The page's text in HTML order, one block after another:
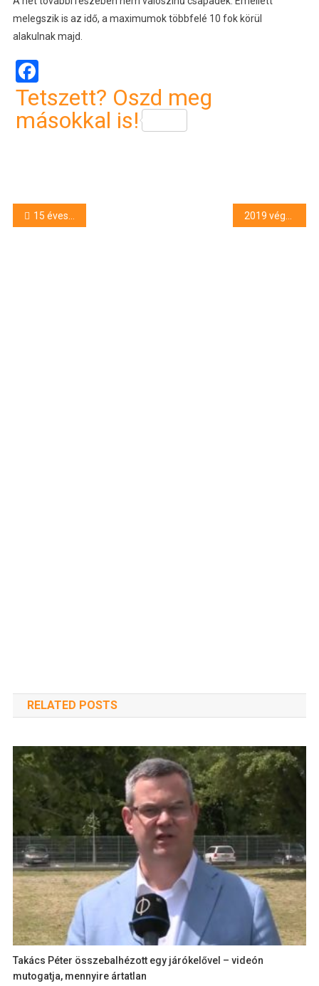
melegszik is az idő, a maximumok többfelé 10 fok körül
alakulnak majd.
Facebook
Tetszett? Oszd meg
másokkal is!
Bejegyzés
15 éves diák lőtt agyon több embert Kentuckyban
RELATED POSTS
Takács Péter összebalhézott egy járókelővel – videón
mutogatja, mennyire ártatlan